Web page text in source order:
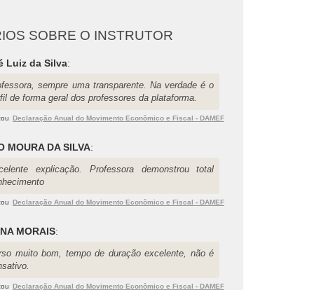
SOBRE O INSTRUTOR
Luiz da Silva:
sempre uma transparente. Na verdade é o
de forma geral dos professores da plataforma.
Declaração Anual do Movimento Econômico e Fiscal - DAMEF
MOURA DA SILVA:
explicação. Professora demonstrou total
Declaração Anual do Movimento Econômico e Fiscal - DAMEF
MORAIS:
muito bom, tempo de duração excelente, não é
Declaração Anual do Movimento Econômico e Fiscal - DAMEF